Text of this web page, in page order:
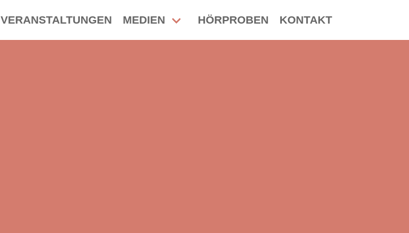
VERANSTALTUNGEN MEDIEN HÖRPROBEN KONTAKT